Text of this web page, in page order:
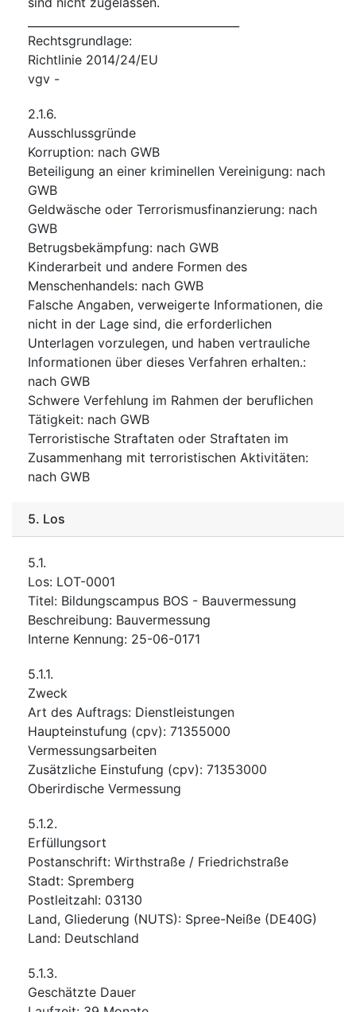
Rechtsgrundlage:
Richtlinie 2014/24/EU
vgv -
2.1.6.
Ausschlussgründe
Korruption: nach GWB
Beteiligung an einer kriminellen Vereinigung: nach
GWB
Geldwäsche oder Terrorismusfinanzierung: nach
GWB
Betrugsbekämpfung: nach GWB
Kinderarbeit und andere Formen des
Menschenhandels: nach GWB
Falsche Angaben, verweigerte Informationen, die
nicht in der Lage sind, die erforderlichen
Unterlagen vorzulegen, und haben vertrauliche
Informationen über dieses Verfahren erhalten.:
nach GWB
Schwere Verfehlung im Rahmen der beruflichen
Tätigkeit: nach GWB
Terroristische Straftaten oder Straftaten im
Zusammenhang mit terroristischen Aktivitäten:
nach GWB
5. Los
5.1.
Los: LOT-0001
Titel: Bildungscampus BOS - Bauvermessung
Beschreibung: Bauvermessung
Interne Kennung: 25-06-0171
5.1.1.
Zweck
Art des Auftrags: Dienstleistungen
Haupteinstufung (cpv): 71355000
Vermessungsarbeiten
Zusätzliche Einstufung (cpv): 71353000
Oberirdische Vermessung
5.1.2.
Erfüllungsort
Postanschrift: Wirthstraße / Friedrichstraße
Stadt: Spremberg
Postleitzahl: 03130
Land, Gliederung (NUTS): Spree-Neiße (DE40G)
Land: Deutschland
5.1.3.
Geschätzte Dauer